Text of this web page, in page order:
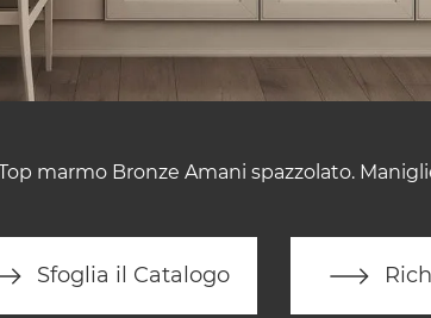
marmo Bronze Amani spazzolato.
Sfoglia il Catalogo